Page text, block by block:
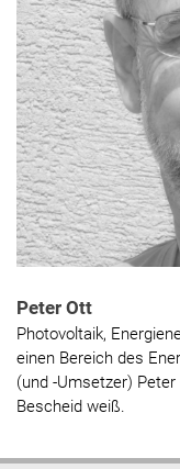
Peter Ott
Photovoltaik,
einen Bereich des
(und -Umsetzer)
Bescheid weiß.